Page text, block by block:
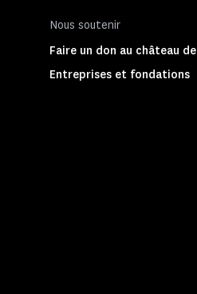
Nous soutenir
Faire un don au château
Entreprises et fondations